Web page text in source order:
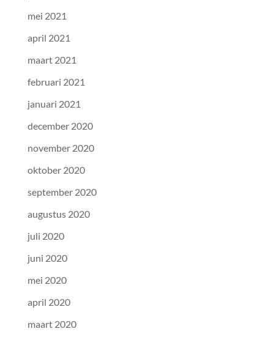
mei 2021
april 2021
maart 2021
februari 2021
januari 2021
december 2020
november 2020
oktober 2020
september 2020
augustus 2020
juli 2020
juni 2020
mei 2020
april 2020
maart 2020